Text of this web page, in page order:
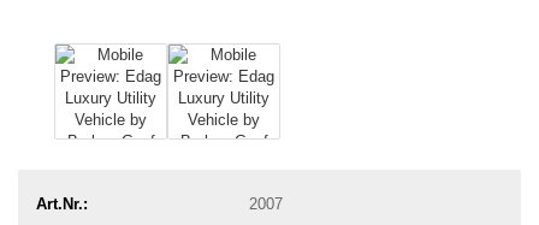
Art.Nr.:
2007